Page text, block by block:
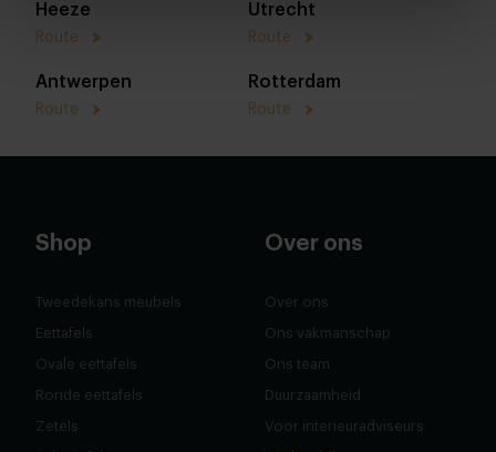
Heeze
Route
Utrecht
Route
Antwerpen
Route
Rotterdam
Route
Shop
Tweedekans meubels
Eettafels
Ovale eettafels
Ronde eettafels
Zetels
Over ons
Over ons
Ons vakmanschap
Ons team
Duurzaamheid
Voor interieuradviseurs